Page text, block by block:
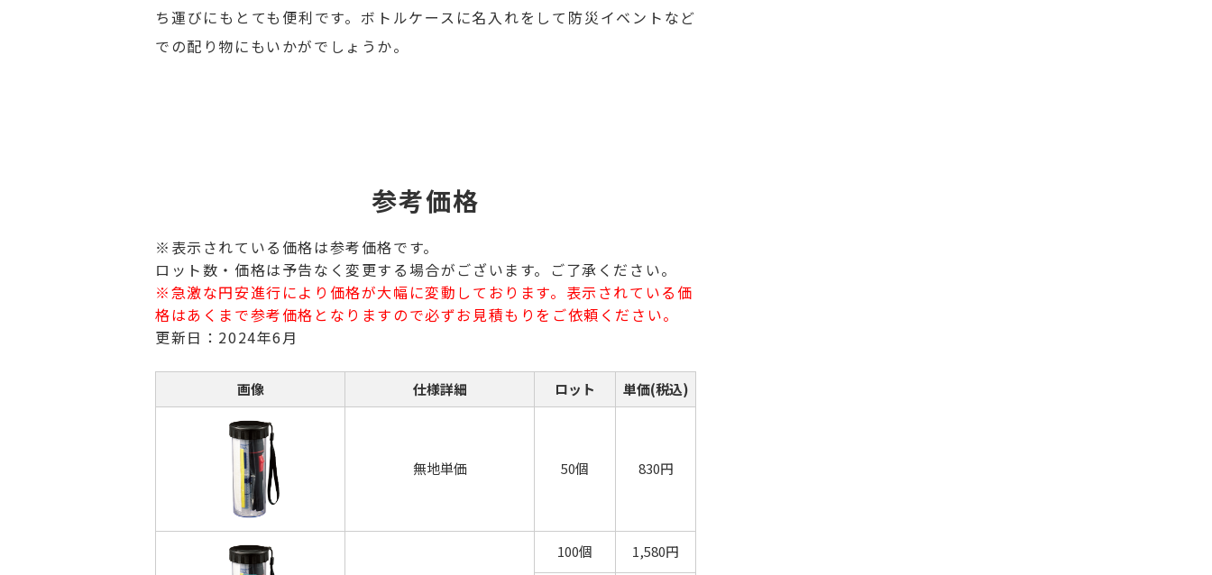
ち運びにもとても便利です。ボトルケースに名入れをして防災イベントなど
での配り物にもいかがでしょうか。
参考価格
※表示されている価格は参考価格です。
ロット数・価格は予告なく変更する場合がございます。ご了承ください。
※急激な円安進行により価格が大幅に変動しております。表示されている価
格はあくまで参考価格となりますので必ずお見積もりをご依頼ください。
更新日：2024年6月
画像 仕様詳細 ロット 単価(税込)
無地単価 50個 830円
100個 1,580円